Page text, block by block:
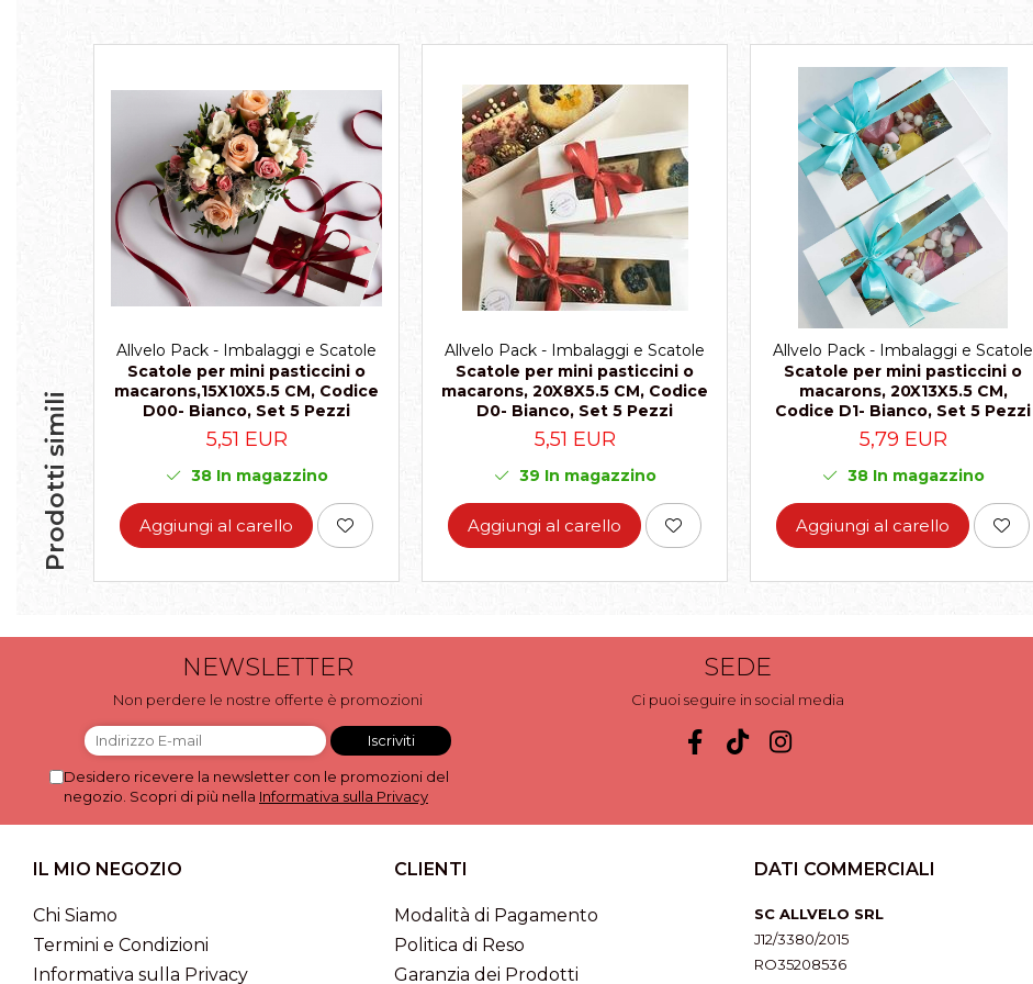
Scatole per Uova e Figure di
Scatole Personalizzate
Scatole Senza Finestra per Mini
Supporti per Pasticcini
Prodotti simili
Allvelo Pack - Imbalaggi e Scatole
Scatole per mini pasticcini o
macarons,15X10X5.5 CM, Codice
D00- Bianco, Set 5 Pezzi
5,51 EUR
38In magazzino
Aggiungi al carello
Allvelo Pack - Imbalaggi e Scatole
Scatole per mini pasticcini o
macarons, 20X8X5.5 CM, Codice
D0- Bianco, Set 5 Pezzi
5,51 EUR
39 In magazzino
Aggiungi al carello
Allvelo Pack - Imbalaggi e Scatole
Scatole per mini pasticcini o
macarons, 20X13X5.5 CM,
Codice D1- Bianco, Set 5 Pezzi
5,79 EUR
38In magazzino
Aggiungi al carello
NEWSLETTER
Non perdere le nostre offerte è promozioni
Desidero ricevere la newsletter con le promozioni del
negozio. Scopri di più nella Informativa sulla Privacy
SEDE
Ci puoi seguire in social media
IL MIO NEGOZIO
Chi Siamo
Termini e Condizioni
Informativa sulla Privacy
CLIENTI
Modalità di Pagamento
Politica di Reso
Garanzia dei Prodotti
DATI COMMERCIALI
SC ALLVELO SRL
J12/3380/2015
RO35208536